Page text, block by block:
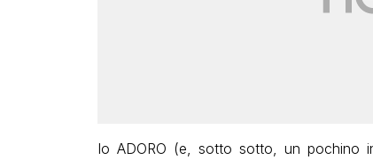
Io ADORO (e, sotto sotto, un pochino